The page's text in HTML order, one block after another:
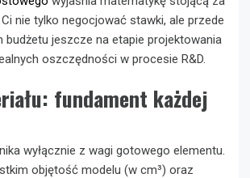
nie tylko negocjować stawki, ale przede
jeszcze na etapie projektowania
oszczędności w procesie R&D.
fundament każdej
wyłącznie z wagi gotowego elementu.
objętość modelu (w cm³) oraz